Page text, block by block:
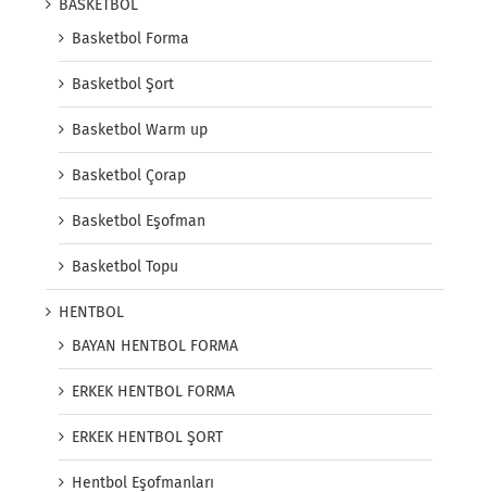
BASKETBOL
Basketbol Forma
Basketbol Şort
Basketbol Warm up
Basketbol Çorap
Basketbol Eşofman
Basketbol Topu
HENTBOL
BAYAN HENTBOL FORMA
ERKEK HENTBOL FORMA
ERKEK HENTBOL ŞORT
Hentbol Eşofmanları